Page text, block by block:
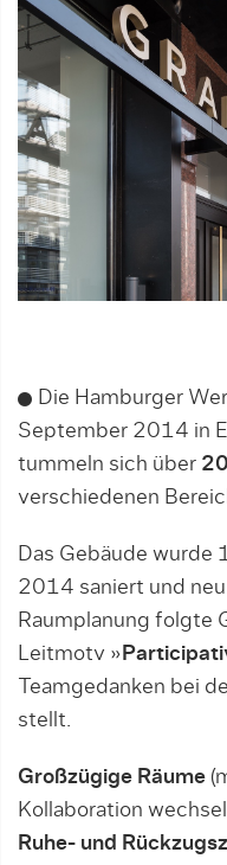
Die Hamburger
September 2014 in
tummeln sich über
verschiedenen
Das Gebäude
2014 saniert und
Raumplanung folgte
Leitmotv »
Teamgedanken bei
stellt.
Großzügige Räume
Kollaboration
Ruhe- und